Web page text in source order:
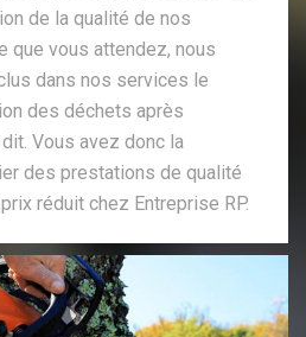
de la qualité de nos
que vous attendez, nous
dans nos services le
des déchets après
Vous avez donc la
des prestations de qualité
réduit chez Entreprise RP.